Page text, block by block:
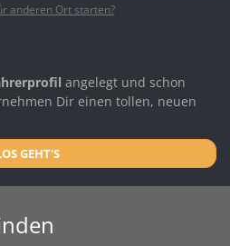
anderen Ort starten?
angelegt und schon
Dir einen tollen, neuen
GEHT'S